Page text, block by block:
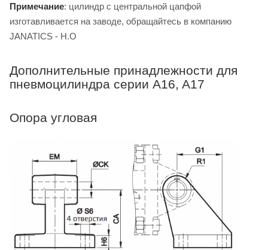
Примечание: цилиндр с центральной цапфой
изготавливается на заводе, обращайтесь в компанию
JANATICS - H.O
Дополнительные принадлежности для
пневмоцилиндра серии A16, A17
Опора угловая